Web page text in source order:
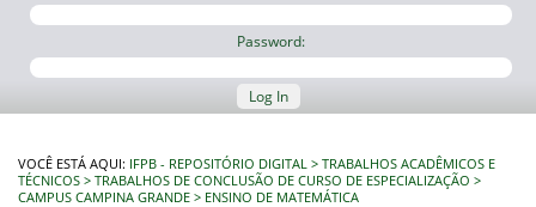
Password:
Log In
VOCÊ ESTÁ AQUI: IFPB - REPOSITÓRIO DIGITAL
TRABALHOS ACADÊMICOS E
TÉCNICOS
TRABALHOS DE CONCLUSÃO DE CURSO DE ESPECIALIZAÇÃO
CAMPUS CAMPINA GRANDE
ENSINO DE MATEMÁTICA